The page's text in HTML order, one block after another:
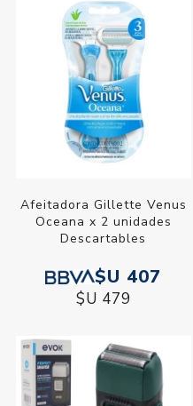
Afeitadora Gillette Venus
Oceana x 2 unidades
Descartables
$U 407
$U 479